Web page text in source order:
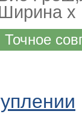
х
Точное